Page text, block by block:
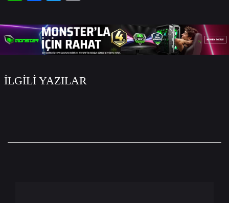
İLGİLİ YAZILAR